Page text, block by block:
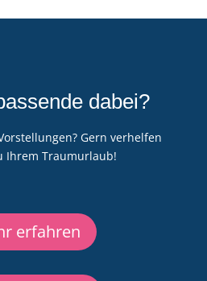
dabei?
Gern verhelfen
Ihrem Traumurlaub!
erfahren